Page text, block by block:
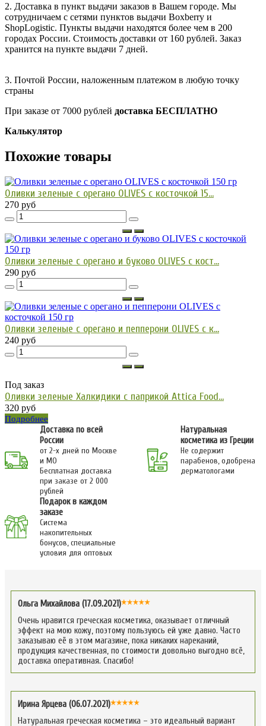
2. Доставка в пункт выдачи заказов в Вашем городе. Мы
сотрудничаем с сетями пунктов выдачи Boxberry и
ShopLogistic. Пункты выдачи находятся более чем в 200
городах России. Стоимость доставки от 160 рублей. Заказ
хранится на пункте выдачи 7 дней.
3. Почтой России, наложенным платежом в любую точку
страны
При заказе от 7000 рублей доставка БЕСПЛАТНО
Калькулятор
Похожие товары
Оливки зеленые с орегано OLIVES с косточкой 15...
270 руб
Оливки зеленые с орегано и буково OLIVES с кост...
290 руб
Оливки зеленые с орегано и пепперони OLIVES с к...
240 руб
Под заказ
Оливки зеленые Халкидики с паприкой Attica Food...
320 руб
Подробнее
Доставка по всей
России
от 2-х дней по Москве
и МО
Бесплатная доставка
при заказе от 2 000
рублей
Натуральная
косметика из Греции
Не содержит
парабенов, одобрена
дерматологами
Подарок в каждом
заказе
Система
накопительных
бонусов, специальные
условия для оптовых
Ольга Михайлова (17.09.2021)
Очень нравится греческая косметика, оказывает отличный
эффект на мою кожу, поэтому пользуюсь ей уже давно. Часто
заказываю её в этом магазине, пока никаких нареканий,
продукция качественная, по стоимости довольно выгодно всё,
доставка оперативная. Спасибо!
Ирина Ярцева (06.07.2021)
Натуральная греческая косметика – это идеальный вариант